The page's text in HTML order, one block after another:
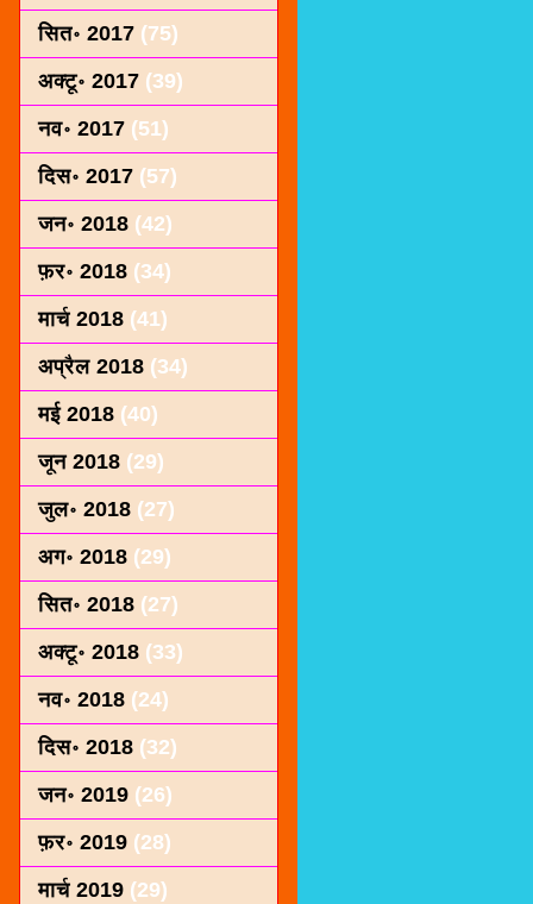
सित॰ 2017 (75)
अक्टू॰ 2017 (39)
नव॰ 2017 (51)
दिस॰ 2017 (57)
जन॰ 2018 (42)
फ़र॰ 2018 (34)
मार्च 2018 (41)
अप्रैल 2018 (34)
मई 2018 (40)
जून 2018 (29)
जुल॰ 2018 (27)
अग॰ 2018 (29)
सित॰ 2018 (27)
अक्टू॰ 2018 (33)
नव॰ 2018 (24)
दिस॰ 2018 (32)
जन॰ 2019 (26)
फ़र॰ 2019 (28)
मार्च 2019 (29)